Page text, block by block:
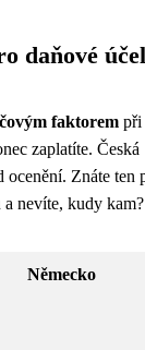
daňové
faktorem při
zaplatíte. Česká
ocenění. Znáte ten
nevíte, kudy kam?
Německo